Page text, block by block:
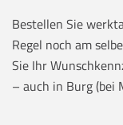
Bestellen Sie
Regel noch am
Sie Ihr
– auch in Burg (bei